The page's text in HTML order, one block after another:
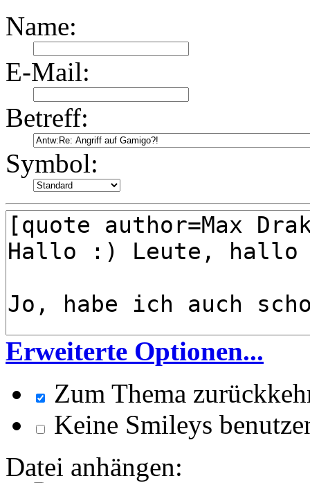
Name:
E-Mail:
Betreff:
Symbol:
Erweiterte Optionen...
Zum Thema
Keine Smileys
Datei anhängen: